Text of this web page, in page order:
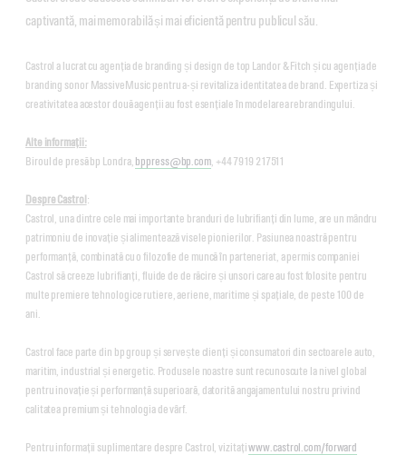
captivantă, mai memorabilă și mai eficientă pentru publicul său.
Castrol a lucrat cu agenția de branding și design de top Landor & Fitch și cu agenția de
branding sonor MassiveMusic pentru a-și revitaliza identitatea de brand. Expertiza și
creativitatea acestor două agenții au fost esențiale în modelarea rebrandingului.
Alte informații:
Biroul de presă bp Londra, bppress@bp.com, +44 7919 217511
Despre Castrol:
Castrol, una dintre cele mai importante branduri de lubrifianți din lume, are un mândru
patrimoniu de inovație și alimentează visele pionierilor. Pasiunea noastră pentru
performanță, combinată cu o filozofie de muncă în parteneriat, a permis companiei
Castrol să creeze lubrifianți, fluide de de răcire și unsori care au fost folosite pentru
multe premiere tehnologice rutiere, aeriene, maritime și spațiale, de peste 100 de
ani.
Castrol face parte din bp group și servește clienți și consumatori din sectoarele auto,
maritim, industrial și energetic. Produsele noastre sunt recunoscute la nivel global
pentru inovație și performanță superioară, datorită angajamentului nostru privind
calitatea premium și tehnologia de vârf.
Pentru informații suplimentare despre Castrol, vizitațiwww.castrol.com/forward